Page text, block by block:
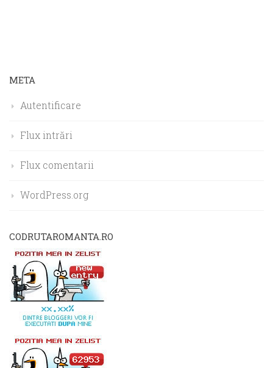
META
Autentificare
Flux intrări
Flux comentarii
WordPress.org
CODRUTAROMANTA.RO